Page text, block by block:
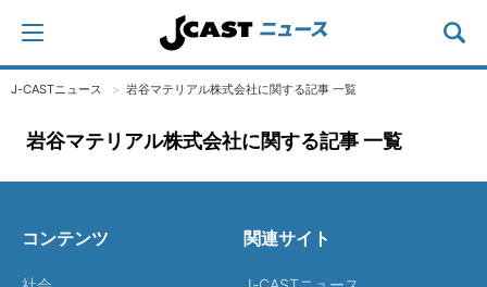
J-CASTニュース 岩谷マテリアル株式会社に関する記事 一覧
岩谷マテリアル株式会社に関する記事 一覧
コンテンツ 関連サイト